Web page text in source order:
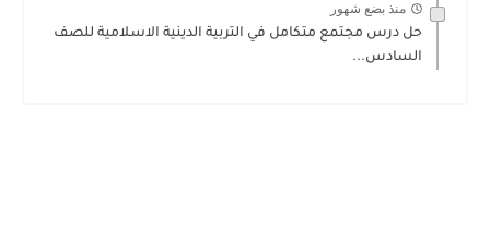
منذ بضع شهور
حل درس مجتمع متكامل في التربية الدينية الاسلامية للصف
السادس...